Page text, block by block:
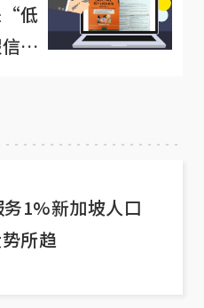
“低
务1%新加坡人口
所趋